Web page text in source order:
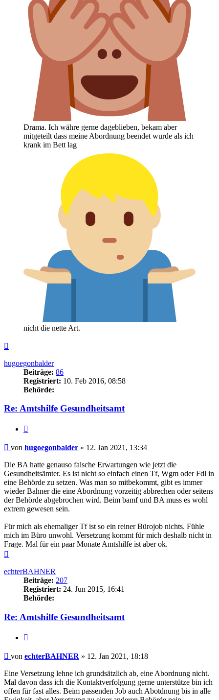
Drama. Ich währe gerne dageblieben, bekam aber
mitgeteilt dass meine Abordnung beendet wurde als ich
krank im Bett lag
nicht die nette Art.
hugoegonbalder
Beiträge: 86
Registriert: 10. Feb 2016, 08:58
Behörde:
Re: Amtshilfe Gesundheitsamt
Beitrag
von hugoegonbalder » 12. Jan 2021, 13:34
Die BA hatte genauso falsche Erwartungen wie jetzt die
Gesundheitsämter. Es ist nicht so einfach einen Tf, Wgm oder Fdl in
eine Behörde zu setzen. Was man so mitbekommt, gibt es immer
wieder Bahner die eine Abordnung vorzeitig abbrechen oder seitens
der Behörde abgebrochen wird. Beim bamf und BA muss es wohl
extrem gewesen sein.
Für mich als ehemaliger Tf ist so ein reiner Bürojob nichts. Fühle
mich im Büro unwohl. Versetzung kommt für mich deshalb nicht in
Frage. Mal für ein paar Monate Amtshilfe ist aber ok.
echterBAHNER
Beiträge: 207
Registriert: 24. Jun 2015, 16:41
Behörde:
Re: Amtshilfe Gesundheitsamt
Beitrag
von echterBAHNER » 12. Jan 2021, 18:18
Eine Versetzung lehne ich grundsätzlich ab, eine Abordnung nicht.
Mal davon dass ich die Kontaktverfolgung gerne unterstütze bin ich
offen für fast alles. Beim passenden Job auch Abotdnung bis in alle